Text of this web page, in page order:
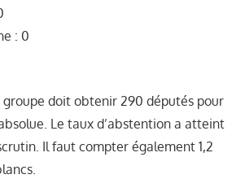
: 0
doit obtenir 290 députés pour
Le taux d’abstention a atteint
Il faut compter également 1,2